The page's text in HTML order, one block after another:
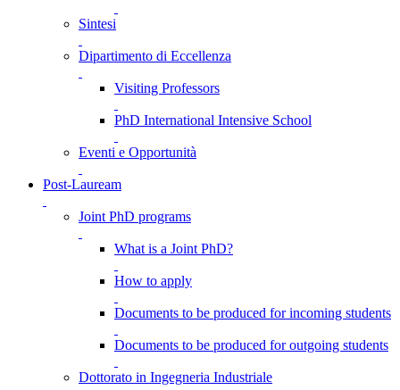
Sintesi
Dipartimento di Eccellenza
Visiting Professors
PhD International Intensive School
Eventi e Opportunità
Post-Lauream
Joint PhD programs
What is a Joint PhD?
How to apply
Documents to be produced for incoming students
Documents to be produced for outgoing students
Dottorato in Ingegneria Industriale